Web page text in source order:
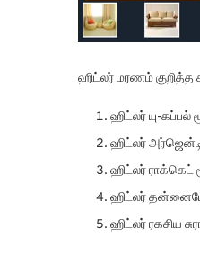
ஹிட்லர் மரணம் குறித்த
ஹிட்லர் யு-கப்பல்
ஹிட்லர்
ஹிட்லர் ராக்கெட்
ஹிட்லர்
ஹிட்லர் ரகசிய